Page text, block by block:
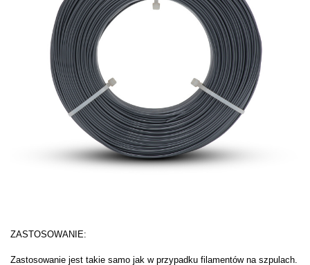
ZASTOSOWANIE:
Zastosowanie jest takie samo jak w przypadku filamentów na szpulach.